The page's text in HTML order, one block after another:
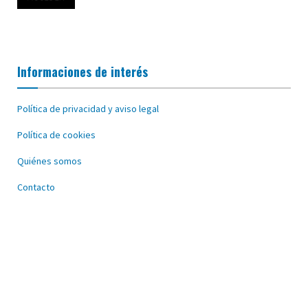
Informaciones de interés
Política de privacidad y aviso legal
Política de cookies
Quiénes somos
Contacto